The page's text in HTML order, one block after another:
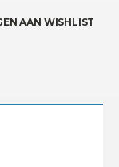
AAN WISHLIST